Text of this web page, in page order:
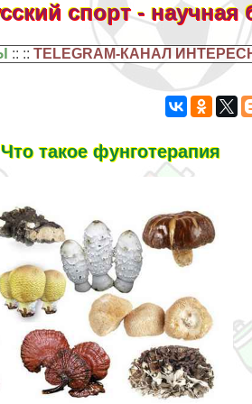
спорт -
:: ::TELEGRAM-КАНАЛ
такое фунготерапия